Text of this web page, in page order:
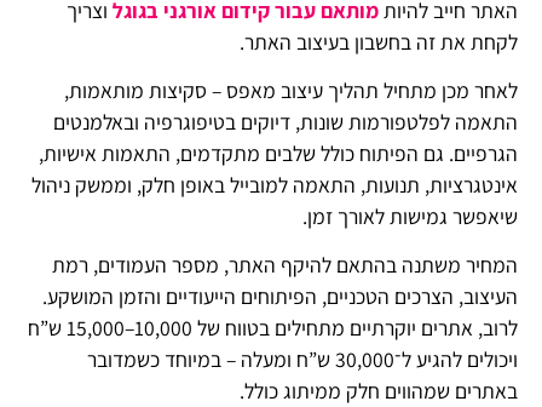
האתר חייב להיותמותאם עבור קידום אורגני בגוגל וצריך
לקחת את זה בחשבון בעיצוב האתר.
לאחר מכן מתחיל תהליך עיצוב מאפס – סקיצות מותאמות,
התאמה לפלטפורמות שונות, דיוקים בטיפוגרפיה ובאלמנטים
הגרפיים. גם הפיתוח כולל שלבים מתקדמים, התאמות אישיות,
אינטגרציות, תנועות, התאמה למובייל באופן חלק, וממשק ניהול
שיאפשר גמישות לאורך זמן.
המחיר משתנה בהתאם להיקף האתר, מספר העמודים, רמת
העיצוב, הצרכים הטכניים, הפיתוחים הייעודיים והזמן המושקע.
לרוב, אתרים יוקרתיים מתחילים בטווח של 10,000–15,000 ש”ח
ויכולים להגיע ל־30,000 ש”ח ומעלה – במיוחד כשמדובר
באתרים שמהווים חלק ממיתוג כולל.